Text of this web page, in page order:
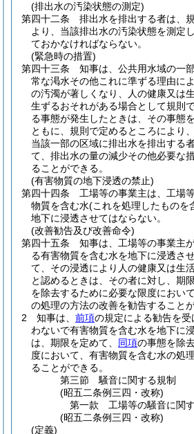
(排出水の汚染状態の測定)
第四十二条
排出水を排出する者は、
より、当該排出水の汚染状態を測定
ておかなければならない。
(緊急時の措置)
第四十三条
知事は、公共用水域の一
常な渇水その他これに準ずる理由に
の汚濁が著しくなり、人の健康又は
生ずるおそれがある場合として規則
る事態が発生したときは、その事態
ともに、規則で定めるところにより
当該一部の区域に排出水を排出する
て、排出水の量の減少その他必要な
ることができる。
(有害物質の地下浸透の禁止)
第四十四条
工場等の事業主は、工場
物質を含む水(これを処理したものを
地下に浸透させてはならない。
(改善勧告及び改善命令)
第四十五条
知事は、工場等の事業主
る有害物質を含む水を地下に浸透さ
て、その浸透により人の健康又は生
と認めるときは、その者に対し、期
を除去するために必要な限度におい
の処理の方法の改善を勧告することが
2
知事は、 前項の規定による勧告を
わないで有害物質を含む水を地下に
は、期限を定めて、 同項の事態を除
度において、有害物質を含む水の処
ることができる。
第三節
騒音に関する規制
(昭五二条例三四・改称)
第一款
工場等の騒音に関
(昭五二条例三四・改称)
(定義)